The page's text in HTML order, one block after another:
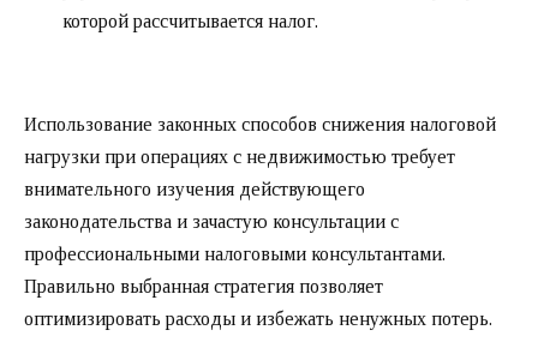
которой рассчитывается налог.
Использование законных способов снижения налоговой
нагрузки при операциях с недвижимостью требует
внимательного изучения действующего
законодательства и зачастую консультации с
профессиональными налоговыми консультантами.
Правильно выбранная стратегия позволяет
оптимизировать расходы и избежать ненужных потерь.